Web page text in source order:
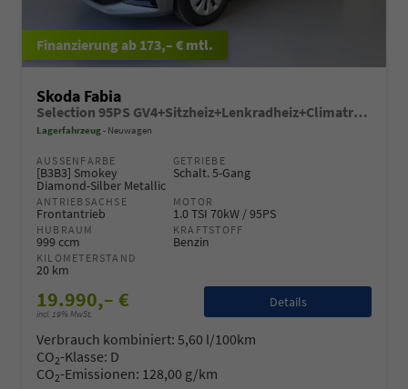
ab 173,– € mtl.
Skoda Fabia
Selection 95PS GV4+Sitzheiz+Lenkradheiz+Climatronic+Sunset+AppConnect+PDC
Lagerfahrzeug Neuwagen
AUSSENFARBE
[B3B3] Smokey
Diamond-Silber Metallic
GETRIEBE
Schalt. 5-Gang
ANTRIEBSACHSE
Frontantrieb
MOTOR
1.0 TSI 70kW / 95PS
HUBRAUM
999 ccm
KRAFTSTOFF
Benzin
KILOMETERSTAND
20 km
19.990,– €
incl. 19% MwSt.
Details
Verbrauch kombiniert: 5,60 l/100km
CO2-Klasse: D
CO2-Emissionen: 128,00 g/km